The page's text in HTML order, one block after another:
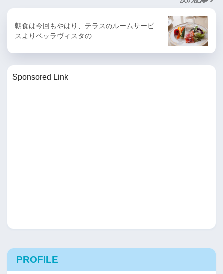
朝食は今回もやはり、テラスのルームサービ
スよりベッラヴィスタの…
Sponsored Link
PROFILE